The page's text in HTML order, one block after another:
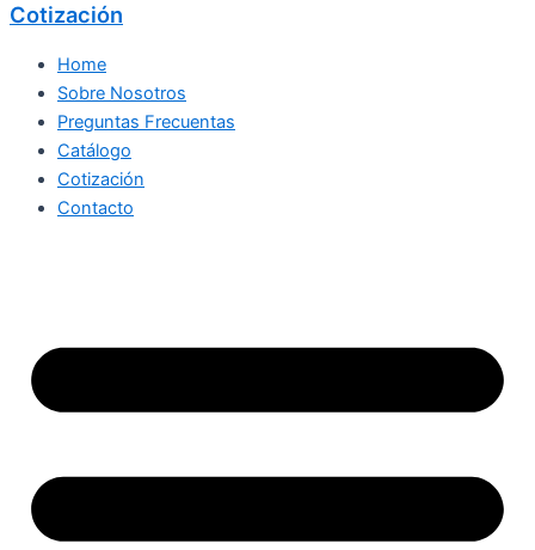
Cotización
Home
Sobre Nosotros
Preguntas Frecuentas
Catálogo
Cotización
Contacto